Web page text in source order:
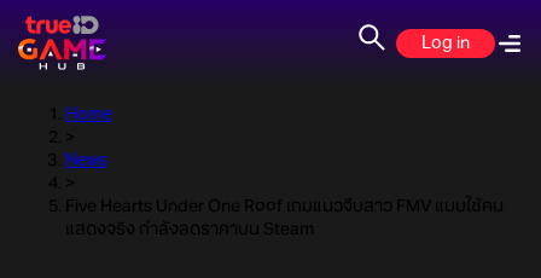
Log in
Home
>
News
>
Five Hearts Under One Roof เกมแนวจีบสาว FMV แบบใช้คน
แสดงจริง กำลังลดราคาบน Steam